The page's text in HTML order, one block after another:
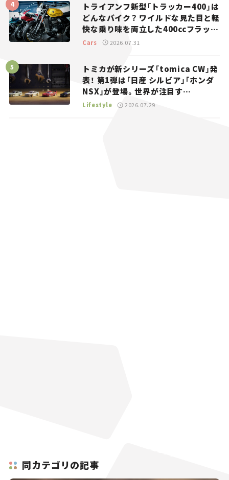
トライアンフ新型「トラッカー400」は
どんなバイク？ ワイルドな見た目と軽
快な乗り味を両立した400ccフラット
トラッカー【試乗レビュー】
Cars 2026.07.31
トミカが新シリーズ「tomica CW」発
表！ 第1弾は「日産 シルビア」「ホンダ
NSX」が登場。世界が注目す
る“JDM”に焦点【クルマとホビー】
Lifestyle 2026.07.29
同カテゴリの記事